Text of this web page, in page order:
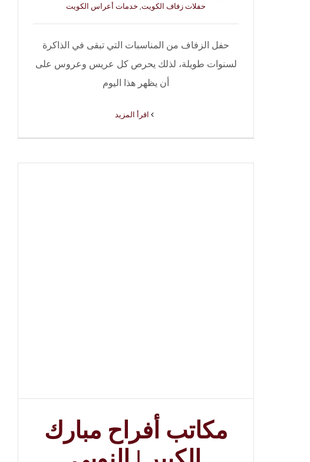
حفلات زفاف الكويت, خدمات أعراس الكويت
حفل الزفاف من المناسبات التي تبقى في الذاكرة
لسنوات طويلة، لذلك يحرص كل عريس وعروس على
أن يظهر هذا اليوم
‫اقرأ المزيد
مكاتب أفراح مبارك